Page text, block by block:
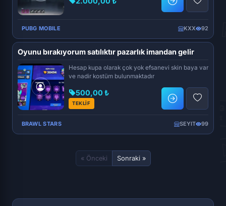
PUBG MOBILE KXX 92
Oyunu bırakıyorum satılıktır pazarlık imandan gelir
Hesap kupa olarak çok yok efsanevi skin baya var
ve nadir kostüm bulunmaktadır
500,00 ₺
TEKLİF
BRAWL STARS SEYIT 99
« Önceki Sonraki »